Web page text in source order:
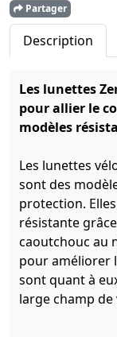
Partager
Description
Les lunettes
pour allier le
modèles
Les lunettes
sont des
protection.
résistante
caoutchouc au
pour améliorer
sont quant à
large champ de